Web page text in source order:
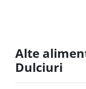
Alte
Dulciuri